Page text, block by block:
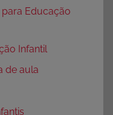
Educação
Infantil
de aula